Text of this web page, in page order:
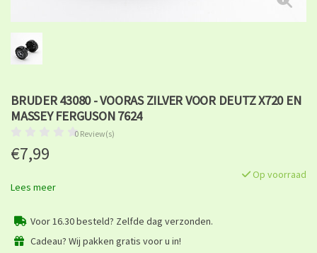
BRUDER 43080 - VOORAS ZILVER VOOR DEUTZ X720 EN
MASSEY FERGUSON 7624
0 Review(s)
€7,99
Op voorraad
Lees meer
Voor 16.30 besteld? Zelfde dag verzonden.
Cadeau? Wij pakken gratis voor u in!